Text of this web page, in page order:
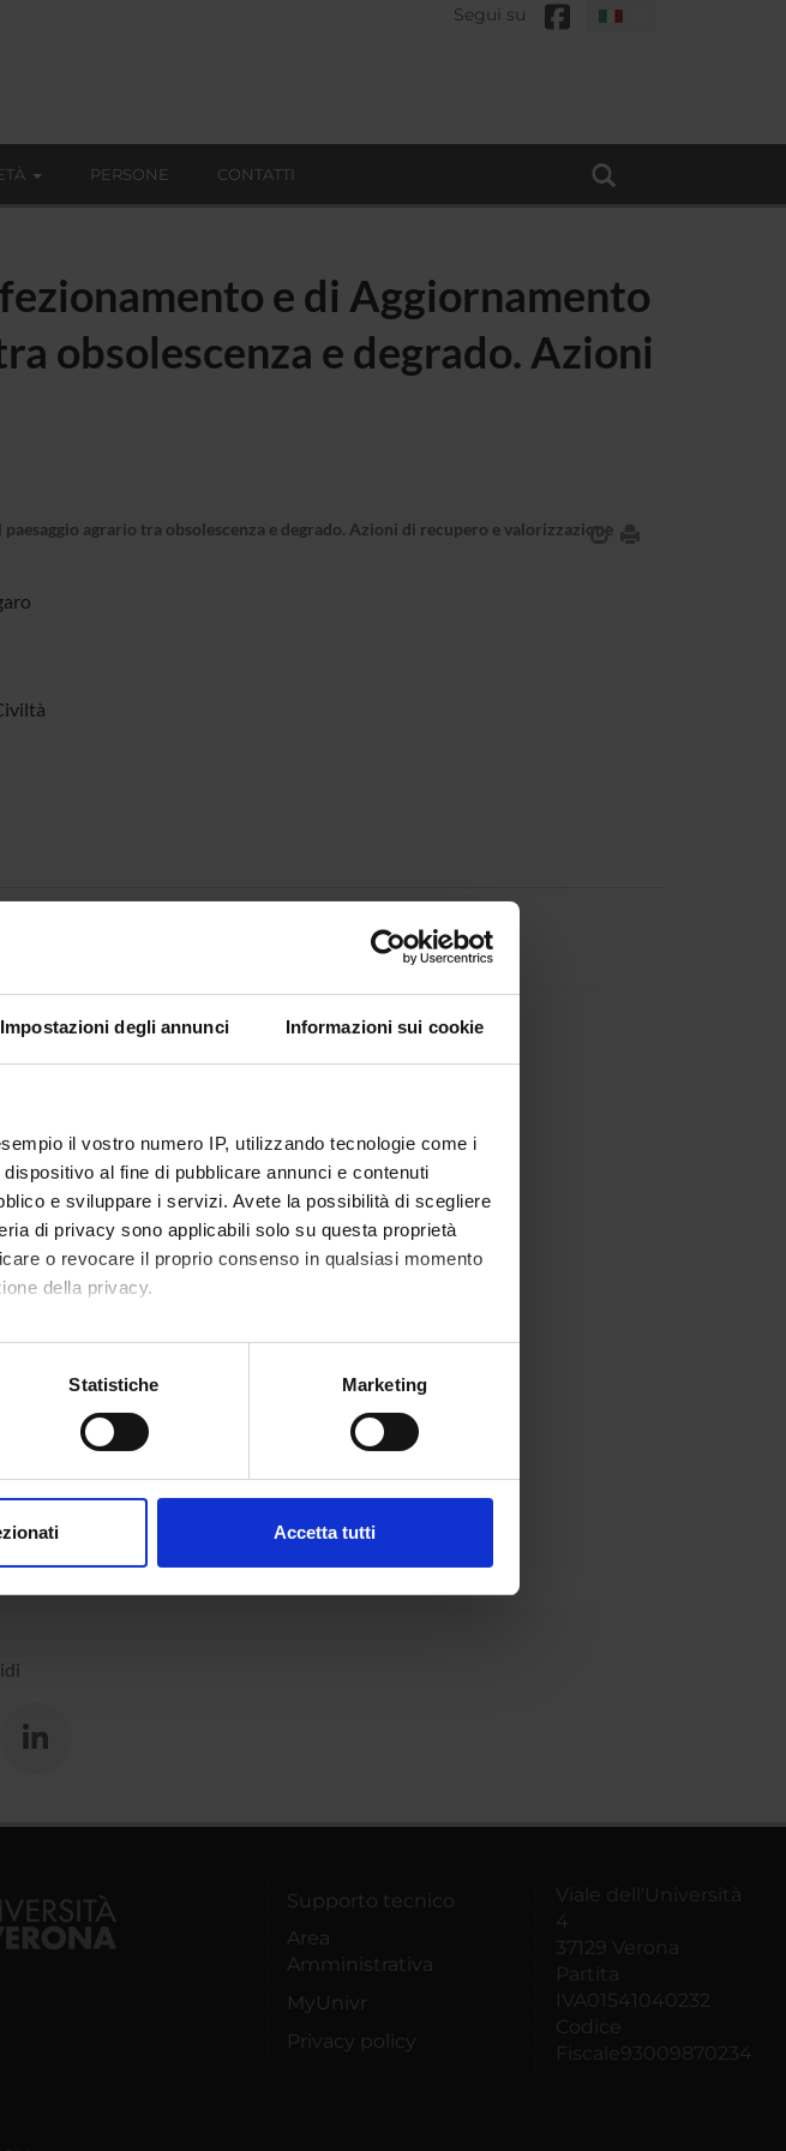
Impostazioni degli annunci Informazioni sui cookie
il vostro numero IP, utilizzando tecnologie come i
al fine di pubblicare annunci e contenuti
e sviluppare i servizi. Avete la possibilità di scegliere
di privacy sono applicabili solo su questa proprietà
o revocare il proprio consenso in qualsiasi momento
della privacy.
un'approssimazione di qualche metro,
sui cookie.
Statistiche Marketing
Accetta tutti
Segui su
PERSONE CONTATTI
e di Aggiornamento
obsolescenza e degrado. Azioni
agrario tra obsolescenza e degrado. Azioni di recupero e valorizzazione
Supporto tecnico
Area
Amministrativa
MyUnivr
Privacy policy
Viale dell'Università
4
37129 Verona
Partita
IVA01541040232
Codice
Fiscale93009870234